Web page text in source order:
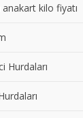
kilo fiyatı
Hurdaları